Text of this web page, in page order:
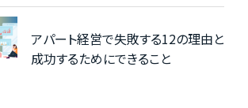
アパート経営で失敗する12の理由と
成功するためにできること